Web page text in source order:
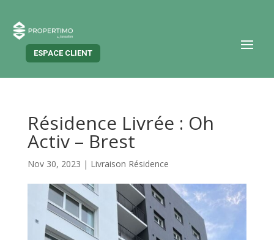
ESPACE CLIENT
Résidence Livrée : Oh
Activ – Brest
Nov 30, 2023 | Livraison Résidence